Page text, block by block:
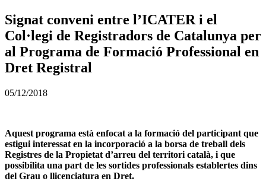
Signat conveni entre l’ICATER i el
Col·legi de Registradors de Catalunya per
al Programa de Formació Professional en
Dret Registral
05/12/2018
Aquest programa està enfocat a la formació del participant que
estigui interessat en la incorporació a la borsa de treball dels
Registres de la Propietat d’arreu del territori català, i que
possibilita una part de les sortides professionals establertes dins
del Grau o llicenciatura en Dret.